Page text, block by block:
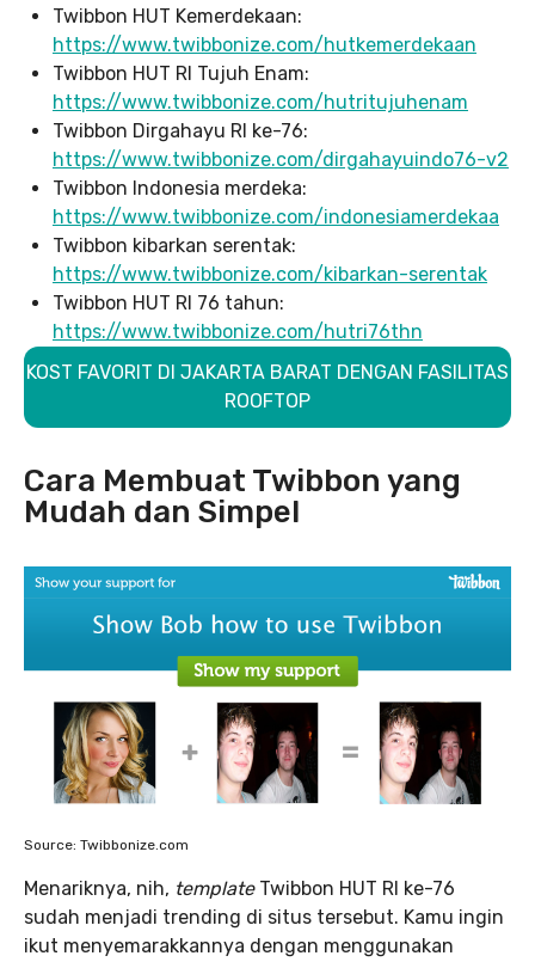
Twibbon HUT Kemerdekaan:
https://www.twibbonize.com/hutkemerdekaan
Twibbon HUT RI Tujuh Enam:
https://www.twibbonize.com/hutritujuhenam
Twibbon Dirgahayu RI ke-76:
https://www.twibbonize.com/dirgahayuindo76-v2
Twibbon Indonesia merdeka:
https://www.twibbonize.com/indonesiamerdekaa
Twibbon kibarkan serentak:
https://www.twibbonize.com/kibarkan-serentak
Twibbon HUT RI 76 tahun:
https://www.twibbonize.com/hutri76thn
KOST FAVORIT DI JAKARTA BARAT DENGAN FASILITAS
ROOFTOP
Cara Membuat Twibbon yang
Mudah dan Simpel
Source: Twibbonize.com
Menariknya, nih, template Twibbon HUT RI ke-76
sudah menjadi trending di situs tersebut. Kamu ingin
ikut menyemarakkannya dengan menggunakan